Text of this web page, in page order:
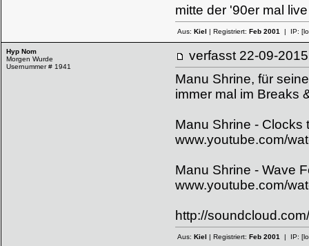
mitte der '90er mal
Aus: Kiel | Registriert: Feb 2001 | IP:
Hyp Nom
Morgen Wurde
Usernummer # 1941
verfasst 22-09-
Manu Shrine, für
immer mal im Breaks
Manu Shrine - Clocks
www.youtube.com/
Manu Shrine - Wave
www.youtube.com/
http://
Aus: Kiel | Registriert: Feb 2001 | IP: